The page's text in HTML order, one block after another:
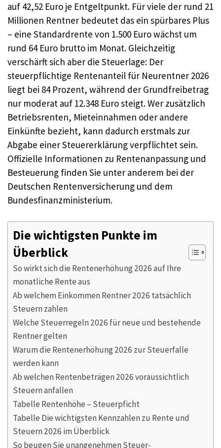
auf 42,52 Euro je Entgeltpunkt. Für viele der rund 21
Millionen Rentner bedeutet das ein spürbares Plus
– eine Standardrente von 1.500 Euro wächst um
rund 64 Euro brutto im Monat. Gleichzeitig
verschärft sich aber die Steuerlage: Der
steuerpflichtige Rentenanteil für Neurentner 2026
liegt bei 84 Prozent, während der Grundfreibetrag
nur moderat auf 12.348 Euro steigt. Wer zusätzlich
Betriebsrenten, Mieteinnahmen oder andere
Einkünfte bezieht, kann dadurch erstmals zur
Abgabe einer Steuererklärung verpflichtet sein.
Offizielle Informationen zu Rentenanpassung und
Besteuerung finden Sie unter anderem bei der
Deutschen Rentenversicherung und dem
Bundesfinanzministerium.
Die wichtigsten Punkte im
Überblick
So wirkt sich die Rentenerhöhung 2026 auf Ihre
monatliche Rente aus
Ab welchem Einkommen Rentner 2026 tatsächlich
Steuern zahlen
Welche Steuerregeln 2026 für neue und bestehende
Rentner gelten
Warum die Rentenerhöhung 2026 zur Steuerfalle
werden kann
Ab welchen Rentenbeträgen 2026 voraussichtlich
Steuern anfallen
Tabelle Rentenhöhe – Steuerpficht
Tabelle Die wichtigsten Kennzahlen zu Rente und
Steuern 2026 im Überblick
So beugen Sie unangenehmen Steuer-